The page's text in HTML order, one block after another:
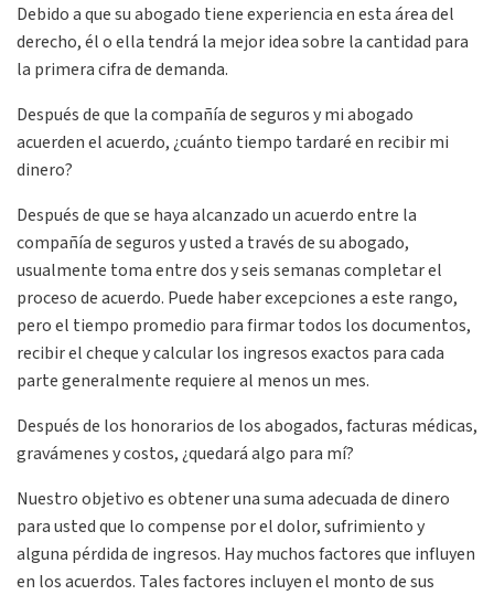
Debido a que su abogado tiene experiencia en esta área del
derecho, él o ella tendrá la mejor idea sobre la cantidad para
la primera cifra de demanda.
Después de que la compañía de seguros y mi abogado
acuerden el acuerdo, ¿cuánto tiempo tardaré en recibir mi
dinero?
Después de que se haya alcanzado un acuerdo entre la
compañía de seguros y usted a través de su abogado,
usualmente toma entre dos y seis semanas completar el
proceso de acuerdo. Puede haber excepciones a este rango,
pero el tiempo promedio para firmar todos los documentos,
recibir el cheque y calcular los ingresos exactos para cada
parte generalmente requiere al menos un mes.
Después de los honorarios de los abogados, facturas médicas,
gravámenes y costos, ¿quedará algo para mí?
Nuestro objetivo es obtener una suma adecuada de dinero
para usted que lo compense por el dolor, sufrimiento y
alguna pérdida de ingresos. Hay muchos factores que influyen
en los acuerdos. Tales factores incluyen el monto de sus